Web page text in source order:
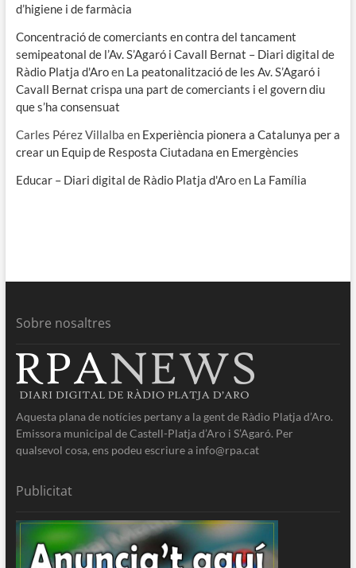
d’higiene i de farmàcia
Concentració de comerciants en contra del tancament
semipeatonal de l’Av. S’Agaró i Cavall Bernat – Diari digital de
Ràdio Platja d'Aroen La peatonalització de les Av. S’Agaró i
Cavall Bernat crispa una part de comerciants i el govern diu
que s’ha consensuat
Carles Pérez Villalba en Experiència pionera a Catalunya per a
crear un Equip de Resposta Ciutadana en Emergències
Educar – Diari digital de Ràdio Platja d'Aroen La Família
Sobre nosaltres
Aquesta plana de notícies pertany a la gent de Ràdio Platja d’Aro.
Emissora municipal de Castell-Platja d’Aro i S’Agaró. Per
qualsevol cosa, ens podeu escriure a info@rpa.cat
Publicitat